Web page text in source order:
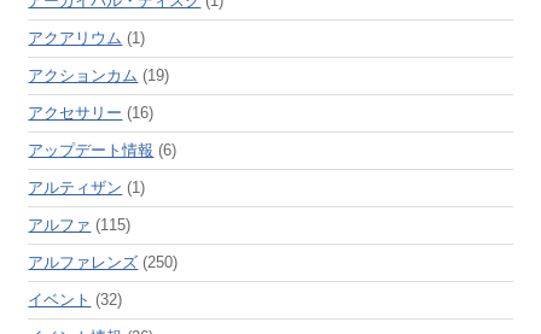
アクアリウム (1)
アクションカム (19)
アクセサリー (16)
アップデート情報 (6)
アルティザン (1)
アルファ (115)
アルファレンズ (250)
イベント (32)